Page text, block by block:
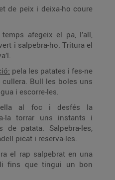
de peix i deixa-ho coure
afegeix el pa, l’all,
i salpebra-ho. Tritura el
pela les patates i fes-ne
Bull les boles uns
i escorre-les.
al foc i desfés la
la torrar uns instants i
de patata. Salpebra-les,
picat i reserva-les.
el rap salpebrat en una
fins que tingui un bon